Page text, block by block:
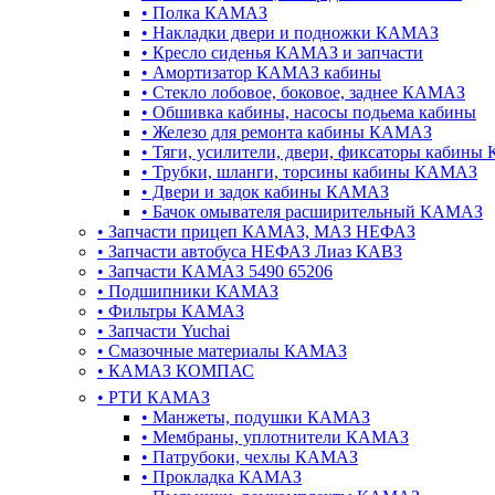
• Полка КАМАЗ
• Накладки двери и подножки КАМАЗ
• Кресло сиденья КАМАЗ и запчасти
• Амортизатор КАМАЗ кабины
• Стекло лобовое, боковое, заднее КАМАЗ
• Обшивка кабины, насосы подьема кабины
• Железо для ремонта кабины КАМАЗ
• Тяги, усилители, двери, фиксаторы
• Трубки, шланги, торсины кабины КАМАЗ
• Двери и задок кабины КАМАЗ
• Бачок омывателя расширительный КАМАЗ
• Запчасти прицеп КАМАЗ, МАЗ НЕФАЗ
• Запчасти автобуса НЕФАЗ Лиаз КАВЗ
• Запчасти КАМАЗ 5490 65206
• Подшипники КАМАЗ
• Фильтры КАМАЗ
• Запчасти Yuchai
• Смазочные материалы КАМАЗ
• КАМАЗ КОМПАС
• РТИ КАМАЗ
• Манжеты, подушки КАМАЗ
• Мембраны, уплотнители КАМАЗ
• Патрубоки, чехлы КАМАЗ
• Прокладка КАМАЗ